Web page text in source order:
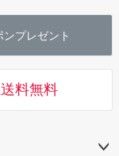
へ
ンプレゼント
送料無料